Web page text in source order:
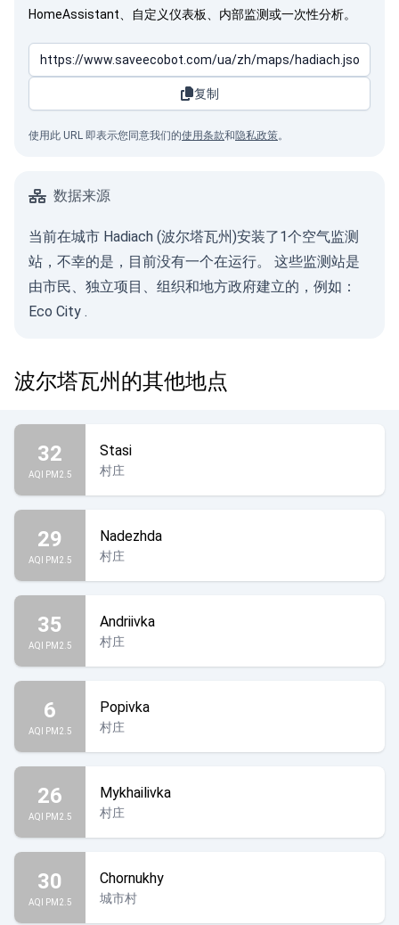
HomeAssistant、自定义仪表板、内部监测或一次性分析。
复制
使用此 URL 即表示您同意我们的使用条款和隐私政策。
数据来源
当前在城市 Hadiach (波尔塔瓦州)安装了1个空气监测
站，不幸的是，目前没有一个在运行。 这些监测站是
由市民、独立项目、组织和地方政府建立的，例如：
Eco City .
波尔塔瓦州的其他地点
32
AQI PM2.5
Stasi
村庄
29
AQI PM2.5
Nadezhda
村庄
35
AQI PM2.5
Andriivka
村庄
6
AQI PM2.5
Popivka
村庄
26
AQI PM2.5
Mykhailivka
村庄
30
AQI PM2.5
Chornukhy
城市村